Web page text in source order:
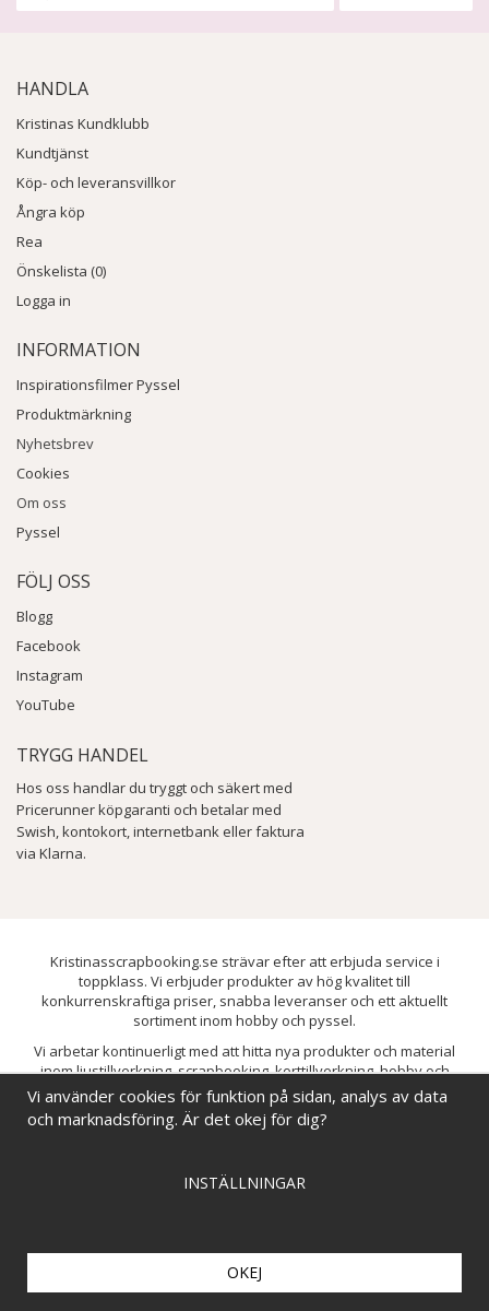
HANDLA
Kristinas Kundklubb
Kundtjänst
Köp- och leveransvillkor
Ångra köp
Rea
Önskelista (0)
Logga in
INFORMATION
Inspirationsfilmer Pyssel
Produktmärkning
Nyhetsbrev
Cookies
Om oss
Pyssel
FÖLJ OSS
Blogg
Facebook
Instagram
YouTube
TRYGG HANDEL
Hos oss handlar du tryggt och säkert med
Pricerunner köpgaranti och betalar med
Swish, kontokort, internetbank eller faktura
via Klarna.
Kristinasscrapbooking.se strävar efter att erbjuda service i
toppklass. Vi erbjuder produkter av hög kvalitet till
konkurrenskraftiga priser, snabba leveranser och ett aktuellt
sortiment inom hobby och pyssel.
Vi arbetar kontinuerligt med att hitta nya produkter och material
inom ljustillverkning, scrapbooking, korttillverkning, hobby och
pyssel. Målet är att bredda sortimentet och löpande förbättra och
utveckla vårt utbud, så att du alltid kan hitta det du behöver hos oss.
Vi använder cookies för funktion på sidan, analys av data
och marknadsföring. Är det okej för dig?
INSTÄLLNINGAR
OKEJ